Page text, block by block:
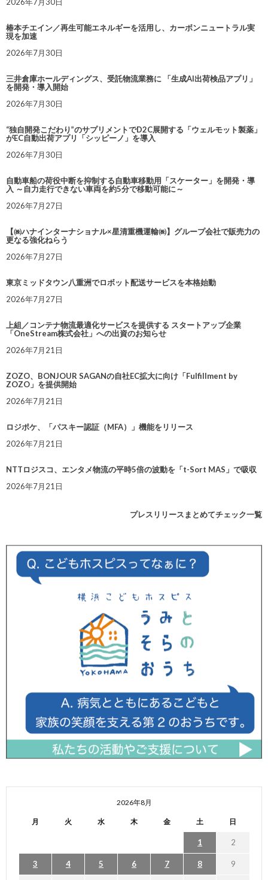
2026年7月30日
椿本チエイン／再生可能エネルギーを活用し、カーボンニュートラル実
現を加速
2026年7月30日
三井倉庫ホールディングス、受託物流業務に 「生成AI出荷検品アプリ」
を開発・導入開始
2026年7月30日
“独自開発こだわり”のサプリメントでD2C展開する「ウェルモット製薬」
がEC自動出荷アプリ「シッピーノ」を導入
2026年7月30日
自動車船の荷役中断を抑制する自動車移動用「スケーター」を開発・導
入 ～自力走行できない車両を約5分で移動可能に～
2026年7月27日
【㈱ハナインターナショナル×星清重機運輸㈱】グループ会社で販売力の
更なる強化ねらう
2026年7月27日
東京ミッドタウン八重洲でロボット配送サービスを本格始動
2026年7月27日
上組／コンテナ物流最適化サービスを提供する スタートアップ企業
「OneStream株式会社」への出資のお知らせ
2026年7月21日
ZOZO、BONJOUR SAGANの自社EC拡大に向け「Fulfillment by
ZOZO」を提供開始
2026年7月21日
ロジポケ、「パスキー認証（MFA）」機能をリリース
2026年7月21日
NTTロジスコ、エンタメ物流の平時5倍の波動を「t-Sort MAS」で吸収
2026年7月21日
プレスリリースまとめてチェック一覧
2026年8月
月 火 水 木 金 土 日
1 2
3 4 5 6 7 8 9